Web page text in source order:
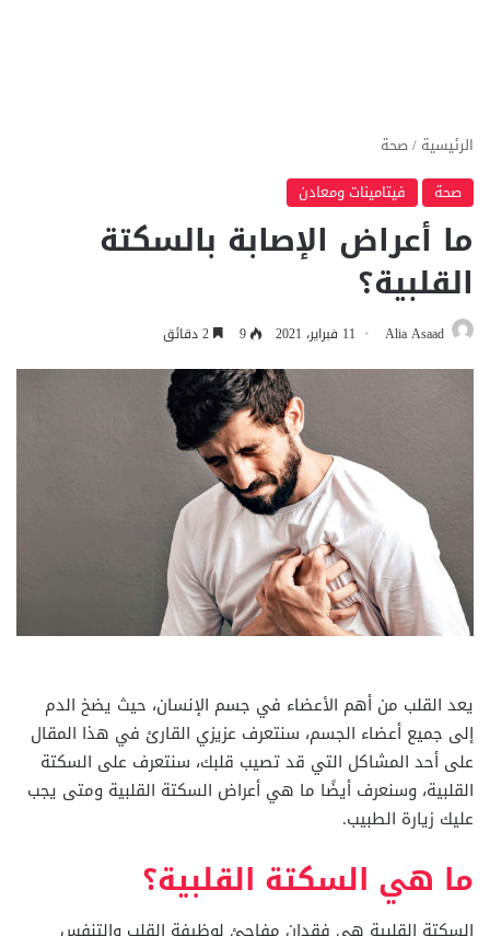
الرئيسية /صحة
صحة
فيتامينات ومعادن
ما أعراض الإصابة بالسكتة
القلبية؟
Alia Asaad 11 فبراير، 2021 9
يعد القلب من أهم الأعضاء في جسم الإنسان، حيث يضخ الدم
إلى جميع أعضاء الجسم، سنتعرف عزيزي القارئ في هذا المقال
على أحد المشاكل التي قد تصيب قلبك، سنتعرف على السكتة
القلبية، وسنعرف أيضًا ما هي أعراض السكتة القلبية ومتى يجب
عليك زيارة الطبيب.
ما هي السكتة القلبية؟